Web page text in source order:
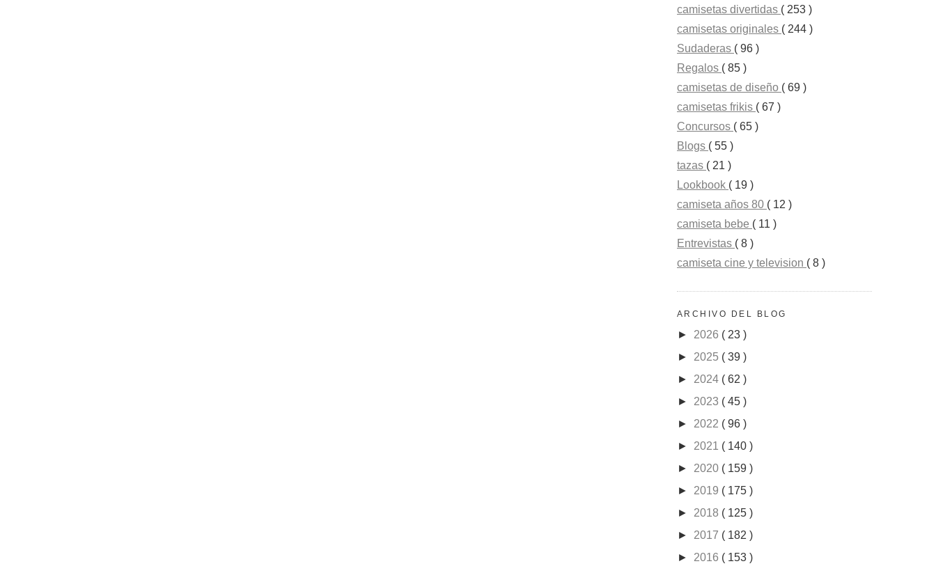
camisetas divertidas ( 253 )
camisetas originales ( 244 )
Sudaderas ( 96 )
Regalos ( 85 )
camisetas de diseño ( 69 )
camisetas frikis ( 67 )
Concursos ( 65 )
Blogs ( 55 )
tazas ( 21 )
Lookbook ( 19 )
camiseta años 80 ( 12 )
camiseta bebe ( 11 )
Entrevistas ( 8 )
camiseta cine y television ( 8 )
ARCHIVO DEL BLOG
► 2026 ( 23 )
► 2025 ( 39 )
► 2024 ( 62 )
► 2023 ( 45 )
► 2022 ( 96 )
► 2021 ( 140 )
► 2020 ( 159 )
► 2019 ( 175 )
► 2018 ( 125 )
► 2017 ( 182 )
► 2016 ( 153 )